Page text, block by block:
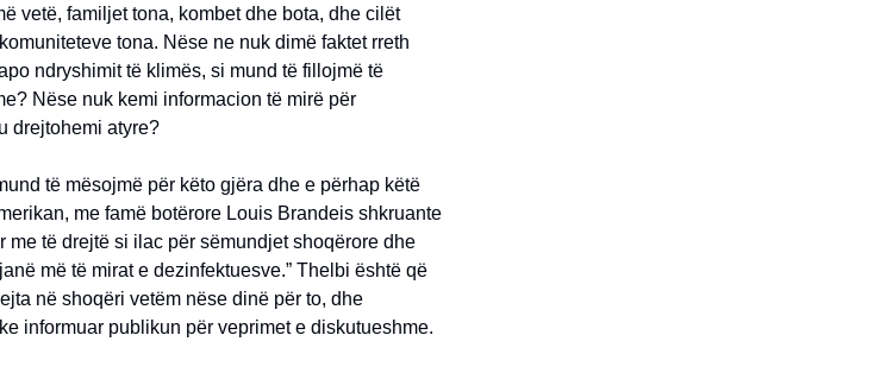
vetë, familjet tona, kombet dhe bota, dhe cilët
tona. Nëse ne nuk dimë faktet rreth
ndryshimit të klimës, si mund të fillojmë të
Nëse nuk kemi informacion të mirë për
drejtohemi atyre?
të mësojmë për këto gjëra dhe e përhap këtë
me famë botërore Louis Brandeis shkruante
me të drejtë si ilac për sëmundjet shoqërore dhe
më të mirat e dezinfektuesve.” Thelbi është që
në shoqëri vetëm nëse dinë për to, dhe
informuar publikun për veprimet e diskutueshme.